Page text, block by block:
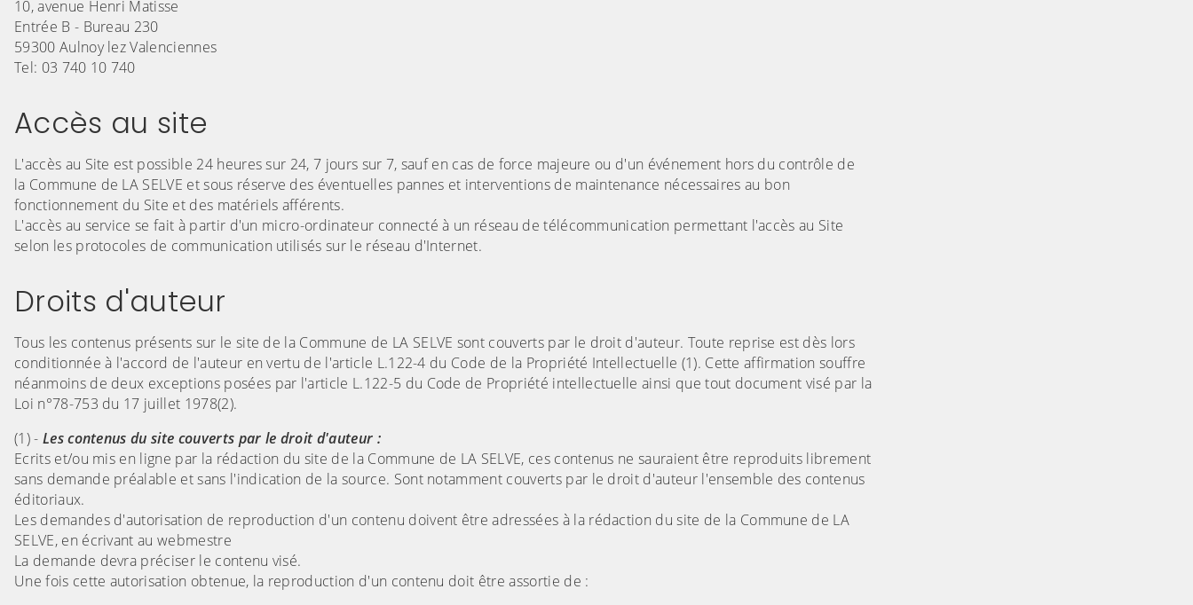
10, avenue Henri Matisse
Entrée B - Bureau 230
59300 Aulnoy lez Valenciennes
Tel: 03 740 10 740
Accès au site
L'accès au Site est possible 24 heures sur 24, 7 jours sur 7, sauf en cas de force majeure ou d'un événement hors du contrôle de
la Commune de LA SELVE et sous réserve des éventuelles pannes et interventions de maintenance nécessaires au bon
fonctionnement du Site et des matériels afférents.
L'accès au service se fait à partir d'un micro-ordinateur connecté à un réseau de télécommunication permettant l'accès au Site
selon les protocoles de communication utilisés sur le réseau d'Internet.
Droits d'auteur
Tous les contenus présents sur le site de la Commune de LA SELVE sont couverts par le droit d'auteur. Toute reprise est dès lors
conditionnée à l'accord de l'auteur en vertu de l'article L.122-4 du Code de la Propriété Intellectuelle (1). Cette affirmation souffre
néanmoins de deux exceptions posées par l'article L.122-5 du Code de Propriété intellectuelle ainsi que tout document visé par la
Loi n°78-753 du 17 juillet 1978(2).
(1) - Les contenus du site couverts par le droit d'auteur :
Ecrits et/ou mis en ligne par la rédaction du site de la Commune de LA SELVE, ces contenus ne sauraient être reproduits librement
sans demande préalable et sans l'indication de la source. Sont notamment couverts par le droit d'auteur l'ensemble des contenus
éditoriaux.
Les demandes d'autorisation de reproduction d'un contenu doivent être adressées à la rédaction du site de la Commune de LA
SELVE, en écrivant au webmestre
La demande devra préciser le contenu visé.
Une fois cette autorisation obtenue, la reproduction d'un contenu doit être assortie de :